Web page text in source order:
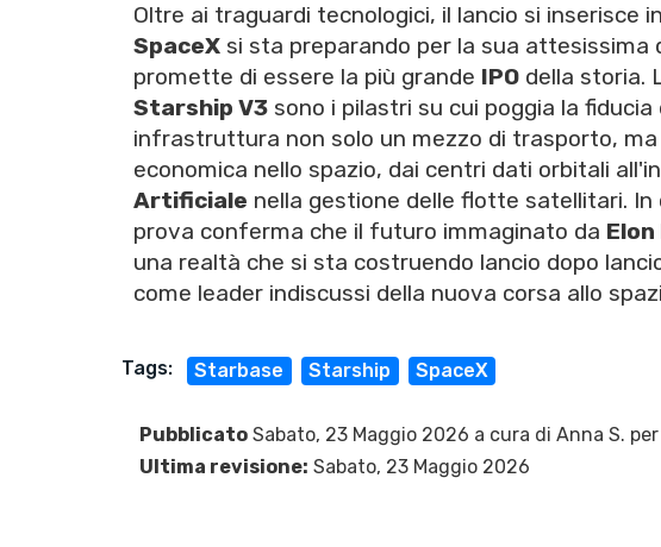
Oltre ai traguardi tecnologici, il lancio si inserisce
SpaceX si sta preparando per la sua attesissima
promette di essere la più grande IPO della storia.
Starship V3 sono i pilastri su cui poggia la
infrastruttura non solo un mezzo di trasporto,
economica nello spazio, dai centri dati orbitali
Artificiale nella gestione delle flotte satellitari.
prova conferma che il futuro immaginato da Elon
una realtà che si sta costruendo lancio dopo
come leader indiscussi della nuova corsa allo
Tags: Starbase Starship SpaceX
Pubblicato Sabato, 23 Maggio 2026 a cura di Anna S.
Ultima revisione: Sabato, 23 Maggio 2026